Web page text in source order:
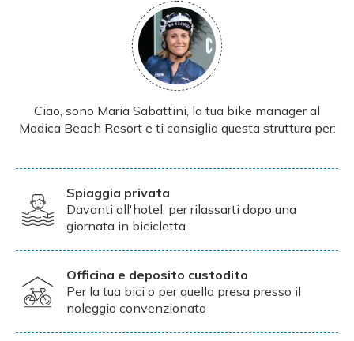
Ciao, sono Maria Sabattini, la tua bike manager al
Modica Beach Resort e ti consiglio questa struttura per:
Spiaggia privata
Davanti all'hotel, per rilassarti dopo una
giornata in bicicletta
Officina e deposito custodito
Per la tua bici o per quella presa presso il
noleggio convenzionato